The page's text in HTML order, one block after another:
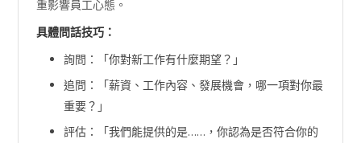
重影響員工心態。
具體問話技巧：
詢問：「你對新工作有什麼期望？」
追問：「薪資、工作內容、發展機會，哪一項對你最
重要？」
評估：「我們能提供的是……，你認為是否符合你的